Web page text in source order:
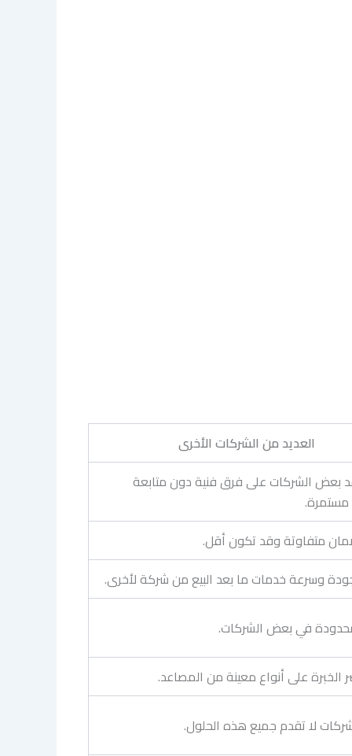
العديد من الشركات الأخرى
بعض الشركات على فرق فنية دون متابعة
متفاوتة وقد تكون أقل.
وسرعة خدمات ما بعد البيع من شركة لأخرى.
في بعض الشركات.
الخبرة على أنواع معينة من المصاعد.
لا تقدم جميع هذه الحلول.